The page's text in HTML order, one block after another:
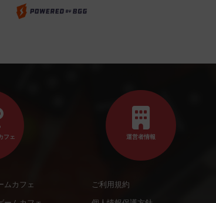
フェ
ムカフェ
運営者情報
ご利用規約